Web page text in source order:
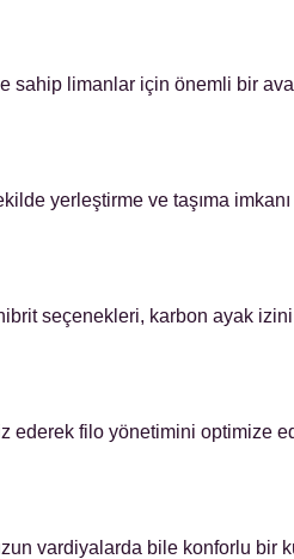
limanlar için önemli bir
yerleştirme ve taşıma
seçenekleri, karbon ayak
filo yönetimini optimize
vardiyalarda bile konforlu bir